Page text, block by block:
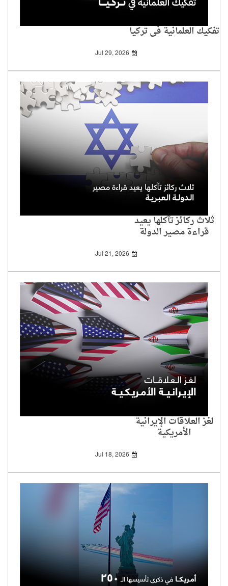
تفكيك العلمانية في تركيا
Jul 29, 2026
ثلاث ركائز تآكلها يعيد
قراءة مصير الدولة
Jul 21, 2026
لغز العلاقات الإيرانية
الأمريكية
Jul 18, 2026